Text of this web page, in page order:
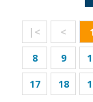
|< <
8
9
17
18